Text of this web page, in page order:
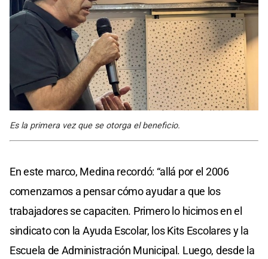
Es la primera vez que se otorga el beneficio.
En este marco, Medina recordó: “allá por el 2006
comenzamos a pensar cómo ayudar a que los
trabajadores se capaciten. Primero lo hicimos en el
sindicato con la Ayuda Escolar, los Kits Escolares y la
Escuela de Administración Municipal. Luego, desde la